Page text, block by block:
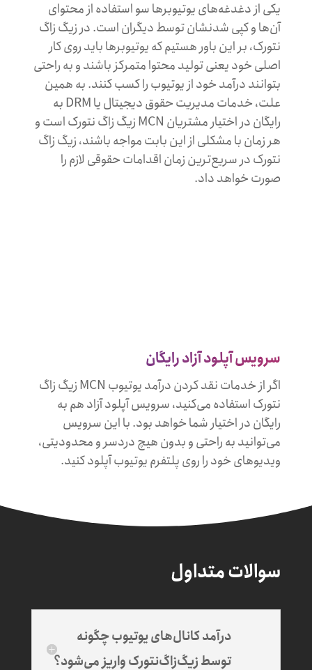
یکی از دغدغه‌‌های یوتیوبرها سو استفاده از محتوای
آن‌ها و کپی شدنشان توسط دیگران است. در زیگ زاگ
نتورک، بر این باور هستیم که یوتیوبرها باید روی کار
اصلی خود یعنی تولید محتوا متمرکز باشند و به راحتی
بتوانند درآمد خود از یوتیوب را کسب کنند. به همین
علت، خدمات مدیریت حقوق دیجیتال یا DRM به
رایگان در اختیار مشتریان MCN زیگ زاگ نتورک است و
هر زمان با مشکلی از این بابت مواجه باشند، زیگ زاگ
نتورک در سریع‌ترین زمان اقدامات حقوقی لازم را
صورت خواهد داد.
سرویس آپلود آزاد رایگان
اگر از خدمات نقد کردن درآمد یوتیوب MCN زیگ زاگ
نتورک استفاده می‌کنید، سرویس آپلود آزاد هم به
رایگان در اختیار شما خواهد بود. با این سرویس
می‌توانید به راحتی و بدون هیچ دردسر و محدودیتی،
ویدیوهای خود را روی پلتفرم یوتیوب آپلود کنید.
سوالات متداول
درآمد کانال‌های یوتیوب چگونه
توسط زیگ‌زاگ‌نتورک واریز می‌شود؟